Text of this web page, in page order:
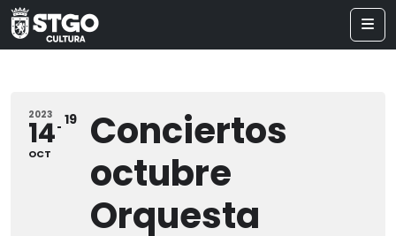
2023
14
OCT
19
Conciertos
octubre
Orquesta